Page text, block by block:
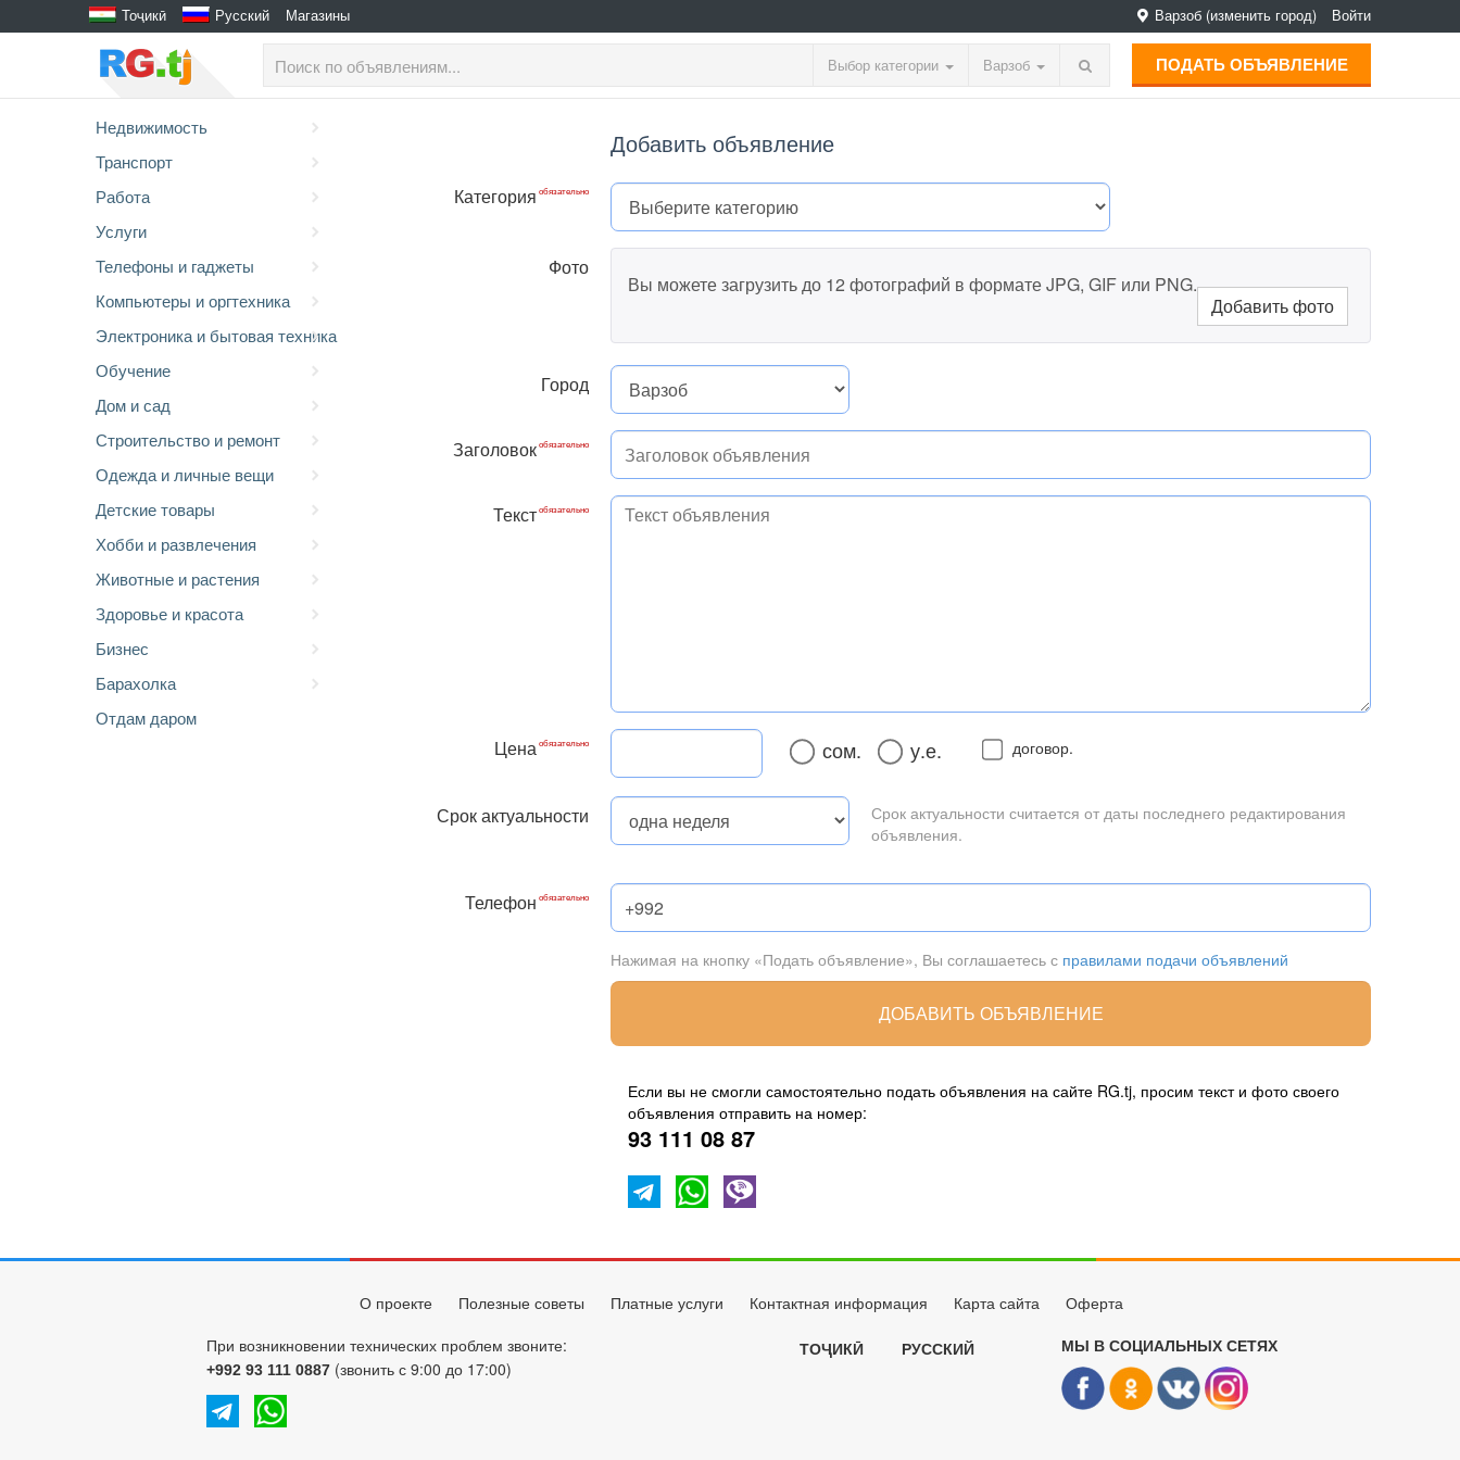
Тоҷикӣ Русский Магазины Варзоб (изменить город) Войти
Выбор категории Варзоб ПОДАТЬ ОБЪЯВЛЕНИЕ
Недвижимость
Транспорт
Работа
Услуги
Телефоны и гаджеты
Компьютеры и оргтехника
Электроника и бытовая техника
Обучение
Дом и сад
Строительство и ремонт
Одежда и личные вещи
Детские товары
Хобби и развлечения
Животные и растения
Здоровье и красота
Бизнес
Барахолка
Отдам даром
Добавить объявление
Категория
Фото
Вы можете загрузить до 12 фотографий в формате JPG, GIF или PNG.
Добавить фото
Город
Заголовок
Текст
Цена сом. у.е. договор.
Срок актуальности
Срок актуальности считается от даты последнего редактирования
объявления.
Телефон
Нажимая на кнопку «Подать объявление», Вы соглашаетесь с правилами подачи объявлений
ДОБАВИТЬ ОБЪЯВЛЕНИЕ
Если вы не смогли самостоятельно подать объявления на сайте RG.tj, просим текст и фото своего
объявления отправить на номер:
93 111 08 87
О проекте Полезные советы Платные услуги Контактная информация Карта сайта Оферта
При возникновении технических проблем звоните:
+992 93 111 0887 (звонить с 9:00 до 17:00)
ТОҶИКӢ РУССКИЙ МЫ В СОЦИАЛЬНЫХ СЕТЯХ